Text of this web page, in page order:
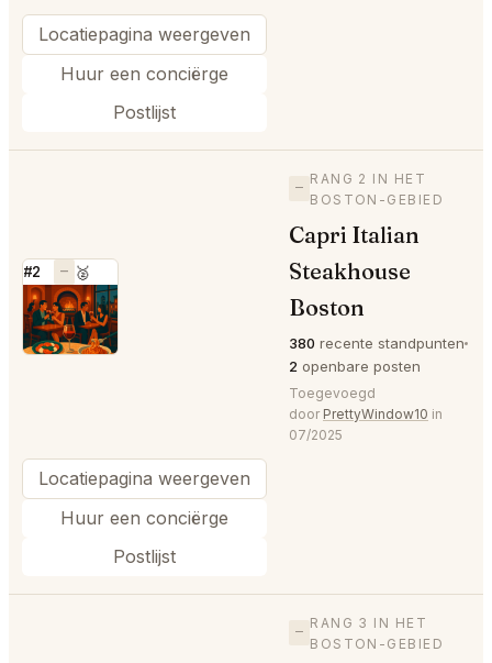
Locatiepagina weergeven
Huur een conciërge
Postlijst
#2 — 🥈
⭐
—
RANG 2 IN HET
BOSTON-GEBIED
Capri Italian
Steakhouse
Boston
380 recente standpunten
2 openbare posten
Toegevoegd
door PrettyWindow10 in
07/2025
Locatiepagina weergeven
Huur een conciërge
Postlijst
—
RANG 3 IN HET
BOSTON-GEBIED